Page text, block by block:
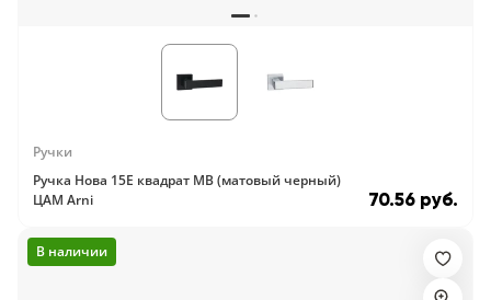
Ручки
Ручка Нова 15E квадрат MB (матовый черный)
ЦАМ Arni
70.56 руб.
В наличии